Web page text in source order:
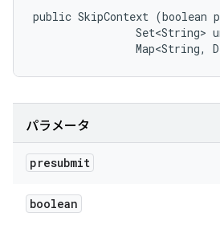
public SkipContext (boolean
Set<String>
Map<String,
パラメータ
presubmit
boolean